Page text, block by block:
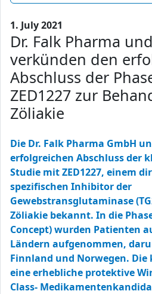
1. July 2021
Dr. Falk Pharma
verkünden den
Abschluss der
ZED1227 zur
Zöliakie
Die Dr. Falk Pharma GmbH
erfolgreichen Abschluss der
Studie mit ZED1227, einem
spezifischen Inhibitor der
Gewebstransglutaminase
Zöliakie bekannt. In die
Concept) wurden Patienten
Ländern aufgenommen,
Finnland und Norwegen. Die
eine erhebliche protektive
Class-